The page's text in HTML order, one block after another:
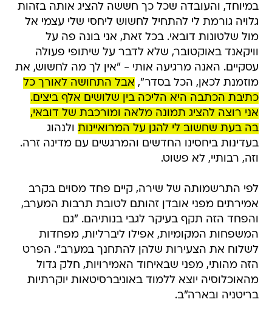
במיוחד, והעובדה שכל כך חששה להציג אותה בזהות
גלויה גורמת לי להתחיל לחשוש ליחסי שלי עצמי אל
מול שלטונות דובאי. בכל זאת, אני בונה פה על
וויקאנד באוקטובר, שלא לדבר על שיתופי פעולה
עסקיים. האנה מרגיעה אותי - "אין לך מה לחשוש, את
מוזמנת לכאן, הכל בסדר", אבל התחושה לאורך כל
כתיבת הכתבה היא הליכה בין שלושים אלף ביצים.
אני רוצה להציג תמונה מלאה ומורכבת של דובאי,
בה בעת שחשוב לי להגן על המרואיינות ולנהוג
בעדינות ביחסינו החדשים והמרגשים עם מדינה זרה.
וזה, רבותיי, לא פשוט.
לפי התרשמותה של שירה, קיים פחד מסוים בקרב
אמירתים מפני אובדן זהותם לטובת תרבות המערב,
והפחד הזה תקף בעיקר לגבי בנותיהם. "גם
המשפחות המקומיות, אפילו ליברליות, מפחדות
לשלוח את הצעירות שלהן להתחנך במערב". הפרט
הזה מהותי, מפני שבאיחוד האמירויות, חלק גדול
מהאוכלוסיה יוצא ללמוד באוניברסיטאות יוקרתיות
בריטניה ובארה"ב.